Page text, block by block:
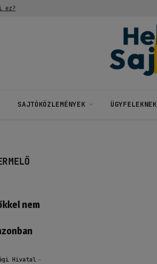
ez?
SAJTÓKÖZLEMÉNYEK ÜGYFELEKNEK
nem
Hivatal